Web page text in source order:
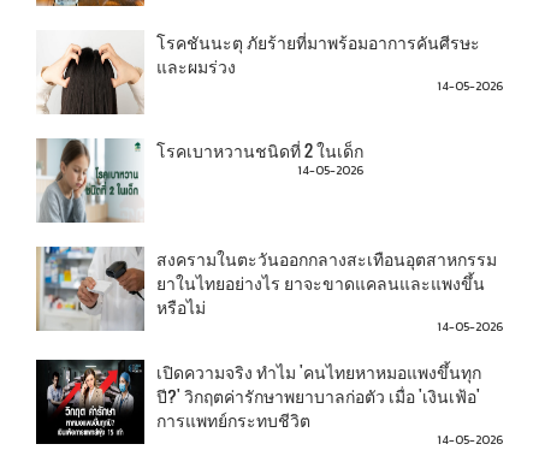
โรคชันนะตุ ภัยร้ายที่มาพร้อมอาการคันศีรษะ
และผมร่วง
14-05-2026
โรคเบาหวานชนิดที่ 2 ในเด็ก
14-05-2026
สงครามในตะวันออกกลางสะเทือนอุตสาหกรรม
ยาในไทยอย่างไร ยาจะขาดแคลนและแพงขึ้น
หรือไม่
14-05-2026
เปิดความจริง ทำไม 'คนไทยหาหมอแพงขึ้นทุก
ปี?' วิกฤตค่ารักษาพยาบาลก่อตัว เมื่อ 'เงินเฟ้อ'
การแพทย์กระทบชีวิต
14-05-2026